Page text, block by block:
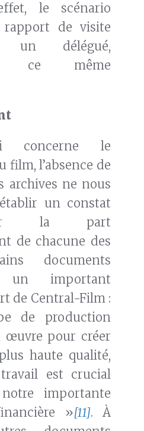
le scénario
rapport de visite
un délégué,
ce même
le
film, l’absence de
archives ne nous
un constat
la part
de chacune des
documents
un important
de Central-Film :
de production
œuvre pour créer
haute qualité,
est crucial
importante
»[11]. À